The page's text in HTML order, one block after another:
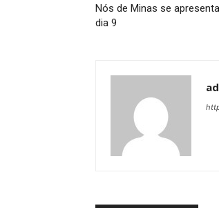
Nós de Minas se
dia 9